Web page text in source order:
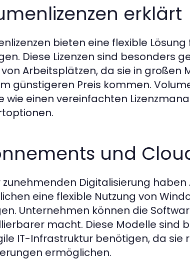
erklärt
bieten eine flexible
Diese Lizenzen sind besonders
von Arbeitsplätzen, da sie in
günstigeren Preis kommen.
wie einen vereinfachten
und
zunehmenden Digitalisierung
eine flexible Nutzung von
Unternehmen können die
macht. Diese Modelle sind
IT-Infrastruktur benötigen, da
ermöglichen.